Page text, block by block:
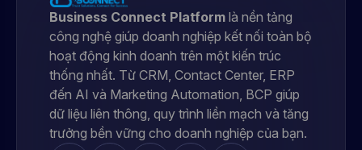
Business Connect Platform là nền tảng
công nghệ giúp doanh nghiệp kết nối toàn bộ
hoạt động kinh doanh trên một kiến trúc
thống nhất. Từ CRM, Contact Center, ERP
đến AI và Marketing Automation, BCP giúp
dữ liệu liên thông, quy trình liền mạch và tăng
trưởng bền vững cho doanh nghiệp của bạn.